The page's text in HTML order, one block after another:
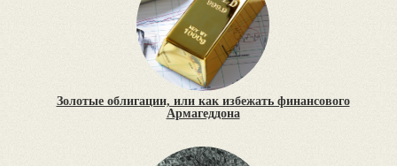
Золотые облигации, или как избежать финансового
Армагеддона